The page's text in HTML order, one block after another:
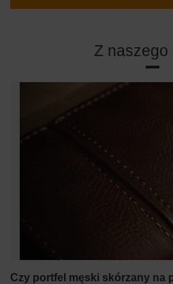
Z naszego
Czy portfel męski skórzany na